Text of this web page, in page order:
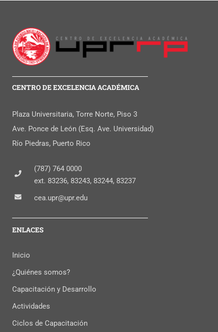
CENTRO DE EXCELENCIA ACADÉMICA
Plaza Universitaria, Torre Norte, Piso 3
Ave. Ponce de León (Esq. Ave. Universidad)
Río Piedras, Puerto Rico
(787) 764 0000
ext. 83236, 83243, 83244, 83237
cea.upr@upr.edu
ENLACES
Inicio
¿Quiénes somos?
Capacitación y Desarrollo
Actividades
Ciclos de Capacitación